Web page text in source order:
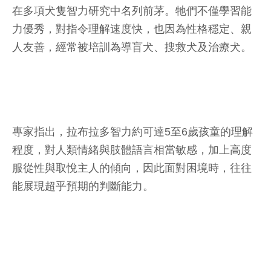
在多項犬隻智力研究中名列前茅。牠們不僅學習能
力優秀，對指令理解速度快，也因為性格穩定、親
人友善，經常被培訓為導盲犬、搜救犬及治療犬。
專家指出，拉布拉多智力約可達5至6歲孩童的理解
程度，對人類情緒與肢體語言相當敏感，加上高度
服從性與取悅主人的傾向，因此面對困境時，往往
能展現超乎預期的判斷能力。